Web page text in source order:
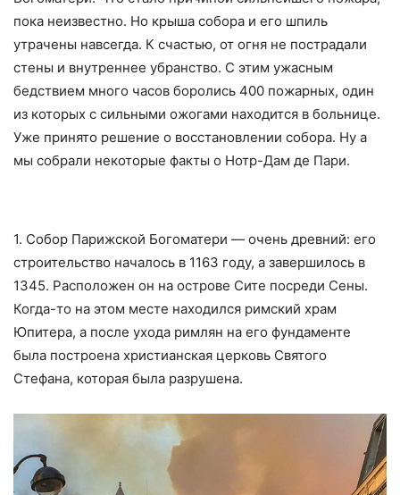
пока неизвестно. Но крыша собора и его шпиль
утрачены навсегда. К счастью, от огня не пострадали
стены и внутреннее убранство. С этим ужасным
бедствием много часов боролись 400 пожарных, один
из которых с сильными ожогами находится в больнице.
Уже принято решение о восстановлении собора. Ну а
мы собрали некоторые факты о Нотр-Дам де Пари.
1. Собор Парижской Богоматери — очень древний: его
строительство началось в 1163 году, а завершилось в
1345. Расположен он на острове Сите посреди Сены.
Когда-то на этом месте находился римский храм
Юпитера, а после ухода римлян на его фундаменте
была построена христианская церковь Святого
Стефана, которая была разрушена.